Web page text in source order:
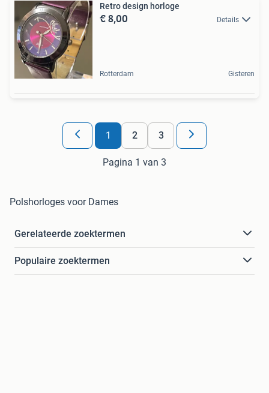
Retro design horloge
€ 8,00 Details
Rotterdam Gisteren
1 2 3
Pagina 1 van 3
Polshorloges voor Dames
Gerelateerde zoektermen
Populaire zoektermen